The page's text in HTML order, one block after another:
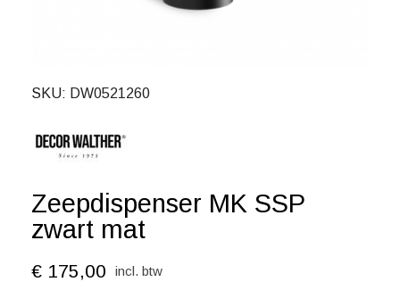
SKU DW0521260
Zeepdispenser MK SSP
zwart mat
€ 175,00 incl. btw